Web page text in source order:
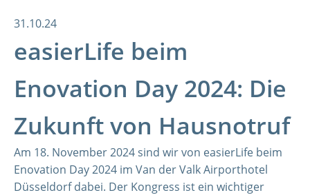
31.10.24
easierLife beim
Enovation Day 2024: Die
Zukunft von Hausnotruf
Am 18. November 2024 sind wir von easierLife beim
Enovation Day 2024 im Van der Valk Airporthotel
Düsseldorf dabei. Der Kongress ist ein wichtiger